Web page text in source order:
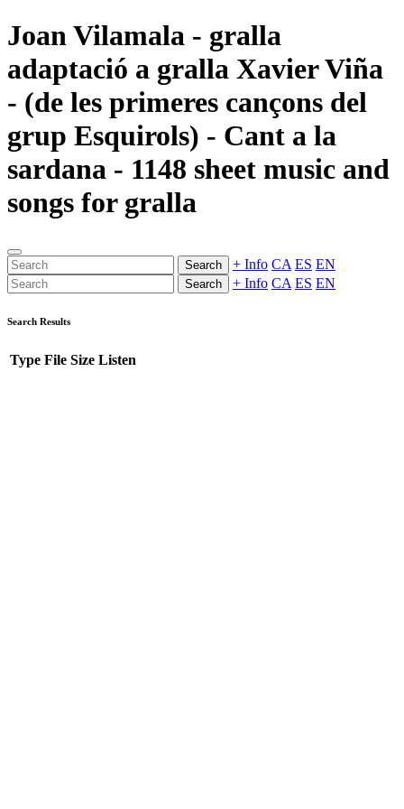
Joan Vilamala - gralla
adaptació a gralla Xavier Viña
- (de les primeres cançons del
grup Esquirols) - Cant a la
sardana - 1148 sheet music and
songs for gralla
Search + Info CA ES EN
Search + Info CA ES EN
Search Results
Type File Size Listen